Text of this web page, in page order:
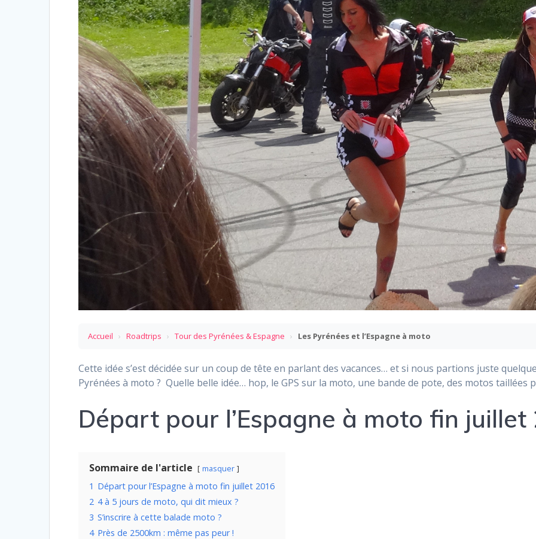
Accueil › Roadtrips › Tour des Pyrénées & Espagne › Les Pyrénées et l’Espagne à moto
Cette idée s’est décidée sur un coup de tête en parlant des vacances… et si nous partions juste
Pyrénées à moto ? Quelle belle idée… hop, le GPS sur la moto, une bande de pote, des motos
Départ pour l’Espagne à moto fin juillet
Sommaire de l'article masquer
1 Départ pour l’Espagne à moto fin juillet 2016
2 4 à 5 jours de moto, qui dit mieux ?
3 S’inscrire à cette balade moto ?
4 Près de 2500km : même pas peur !